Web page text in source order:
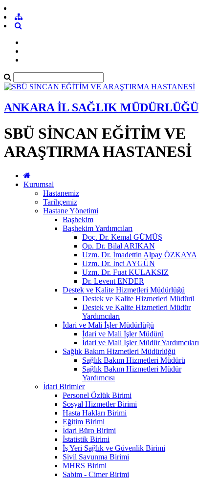
ANKARA İL SAĞLIK MÜDÜRLÜĞÜ
SBÜ SİNCAN EĞİTİM VE
ARAŞTIRMA HASTANESİ
Kurumsal
Hastanemiz
Tarihçemiz
Hastane Yönetimi
Başhekim
Başhekim Yardımcıları
Doç. Dr. Kemal GÜMÜŞ
Op. Dr. Bilal ARIKAN
Uzm. Dr. İmadettin Alpay ÖZKAYA
Uzm. Dr. İnci AYGÜN
Uzm. Dr. Fuat KULAKSIZ
Dr. Levent ENDER
Destek ve Kalite Hizmetleri Müdürlüğü
Destek ve Kalite Hizmetleri Müdürü
Destek ve Kalite Hizmetleri Müdür
Yardımcıları
İdari ve Mali İşler Müdürlüğü
İdari ve Mali İşler Müdürü
İdari ve Mali İşler Müdür Yardımcıları
Sağlık Bakım Hizmetleri Müdürlüğü
Sağlık Bakım Hizmetleri Müdürü
Sağlık Bakım Hizmetleri Müdür
Yardımcısı
İdari Birimler
Personel Özlük Birimi
Sosyal Hizmetler Birimi
Hasta Hakları Birimi
Eğitim Birimi
İdari Büro Birimi
İstatistik Birimi
İş Yeri Sağlık ve Güvenlik Birimi
Sivil Savunma Birimi
MHRS Birimi
Sabim - Cimer Birimi